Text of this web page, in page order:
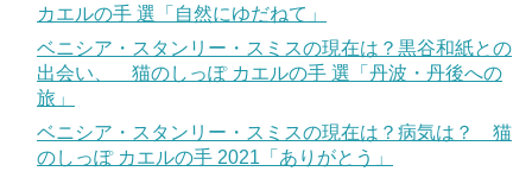
カエルの手 選「自然にゆだねて」
ベニシア・スタンリー・スミスの現在は？黒谷和紙との
出会い、 猫のしっぽ カエルの手 選「丹波・丹後への
旅」
ベニシア・スタンリー・スミスの現在は？病気は？ 猫
のしっぽ カエルの手 2021「ありがとう」